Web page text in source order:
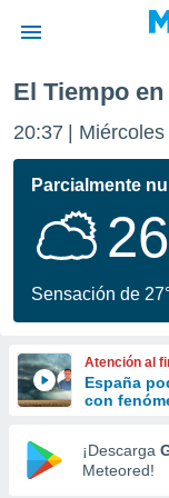
de
por
se
calidad.
a este
las
y
forma
digital
basada
El Tiempo
20:37 Miércoles
Parcialmente
Sensación de
Atención al
España
con
¡Descarga
Meteored!